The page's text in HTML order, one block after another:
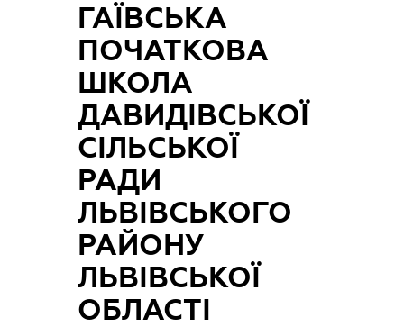
ГАЇВСЬКА
ПОЧАТКОВА
ШКОЛА
ДАВИДІВСЬКОЇ
СІЛЬСЬКОЇ
РАДИ
ЛЬВІВСЬКОГО
РАЙОНУ
ЛЬВІВСЬКОЇ
ОБЛАСТІ